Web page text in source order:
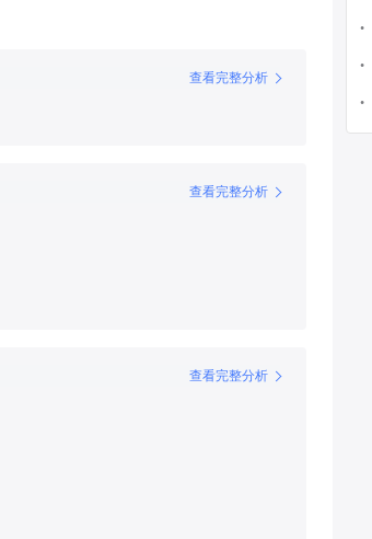
查看完整分析
查看完整分析
查看完整分析
•
•
•